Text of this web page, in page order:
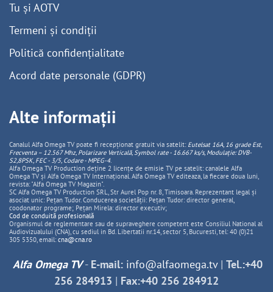
Tu și AOTV
Termeni și condiții
Politică confidențialitate
Acord date personale (GDPR)
Alte informații
Canalul Alfa Omega TV poate fi recepționat gratuit via satelit: Eutelsat 16A, 16 grade Est,
Frecventa – 12.567 Mhz, PolarizareVerticală, Symbol rate - 16.667 ks/s, Modulație: DVB-
S2,8PSK, FEC - 3/5, Codare - MPEG-4.
Alfa Omega TV Production deține 2 licențe de emisie TV pe satelit: canalele Alfa
Omega TV și Alfa Omega TV Internațional. Alfa Omega TV editeaza, la fiecare doua luni,
revista: "Alfa Omega TV Magazin".
SC Alfa Omega TV Production SRL, Str Aurel Pop nr. 8, Timisoara. Reprezentant legal și
asociat unic: Pețan Tudor. Conducerea societății: Pețan Tudor: director general,
coodonator programe; Pețan Mirela: director executiv;
Cod de conduită profesională
Organismul de reglementare sau de supraveghere competent este Consiliul National al
Audiovizualului (CNA), cu sediul in Bd. Libertatii nr.14, sector 5, Bucuresti, tel: 40 (0)21
305 5350, email: cna@cna.ro
Alfa Omega TV- E-mail: info@alfaomega.tv| Tel.:+40
256 284913 | Fax:+40 256 284912